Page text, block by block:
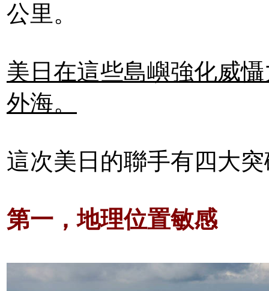
公里。
美日在這些島嶼強化威
外海。
這次美日的聯手有四大
第一，地理位置敏感